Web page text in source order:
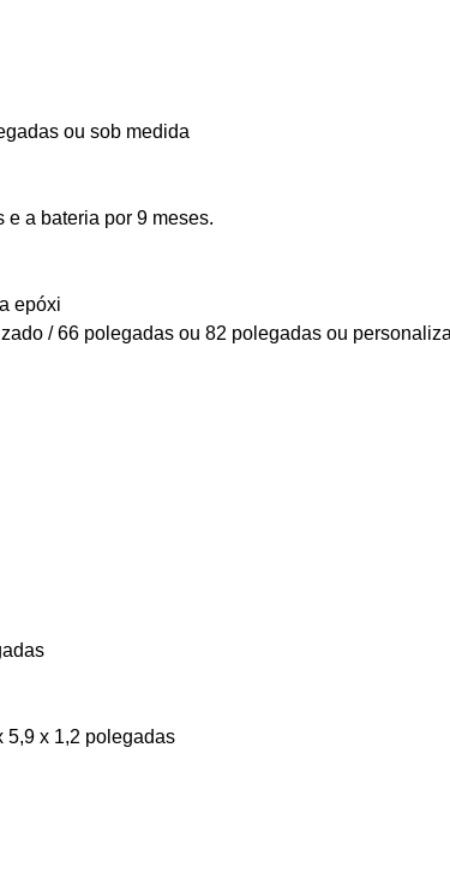
ou sob medida
e a bateria por 9 meses.
epóxi
/ 66 polegadas ou 82 polegadas ou
5,9 x 1,2 polegadas